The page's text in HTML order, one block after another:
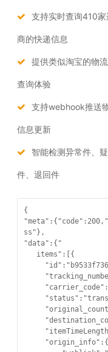
支持实时查询410家
商的快递信息
提供类似淘宝的物
查询体验
支持webhook推送
信息更新
智能检测异常件、
件、退回件
{
ss"},
"data":{"